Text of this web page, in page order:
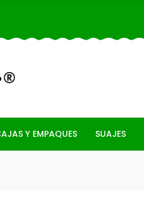
Y EMPAQUES SUAJES